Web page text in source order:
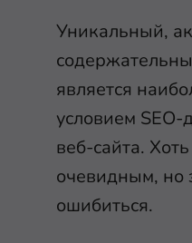
Уникальный,
является
условием SEO-
веб-сайта.
очевидным, но
ошибиться.